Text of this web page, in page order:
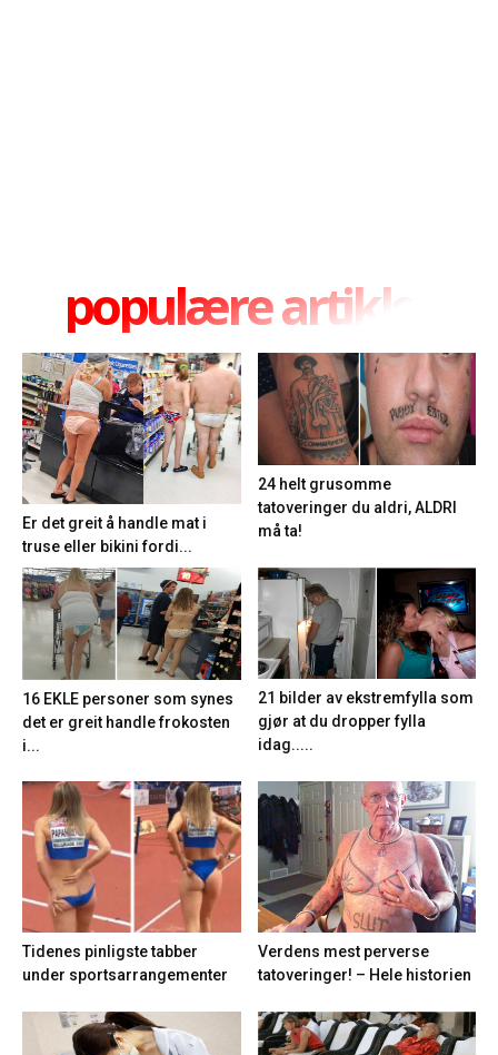
populære artikler
Er det greit å handle mat i
truse eller bikini fordi...
24 helt grusomme
tatoveringer du aldri, ALDRI
må ta!
16 EKLE personer som synes
det er greit handle frokosten
i...
21 bilder av ekstremfylla som
gjør at du dropper fylla
idag.....
Tidenes pinligste tabber
under sportsarrangementer
Verdens mest perverse
tatoveringer! – Hele historien